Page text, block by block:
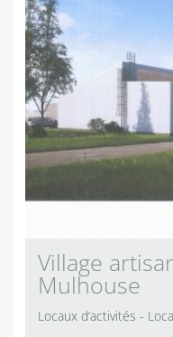
Village
Mulhouse
Locaux d’activités